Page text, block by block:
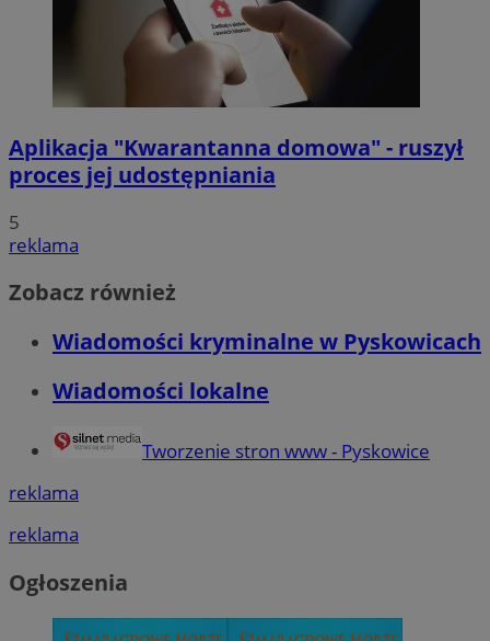
Aplikacja "Kwarantanna domowa" - ruszył
proces jej udostępniania
5
reklama
Zobacz również
Wiadomości kryminalne w Pyskowicach
Wiadomości lokalne
Tworzenie stron www - Pyskowice
reklama
reklama
Ogłoszenia